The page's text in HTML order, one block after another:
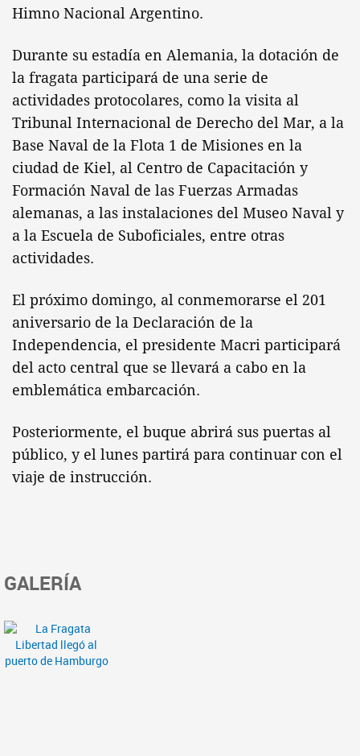
Himno Nacional Argentino.
Durante su estadía en Alemania, la dotación de
la fragata participará de una serie de
actividades protocolares, como la visita al
Tribunal Internacional de Derecho del Mar, a la
Base Naval de la Flota 1 de Misiones en la
ciudad de Kiel, al Centro de Capacitación y
Formación Naval de las Fuerzas Armadas
alemanas, a las instalaciones del Museo Naval y
a la Escuela de Suboficiales, entre otras
actividades.
El próximo domingo, al conmemorarse el 201
aniversario de la Declaración de la
Independencia, el presidente Macri participará
del acto central que se llevará a cabo en la
emblemática embarcación.
Posteriormente, el buque abrirá sus puertas al
público, y el lunes partirá para continuar con el
viaje de instrucción.
GALERÍA